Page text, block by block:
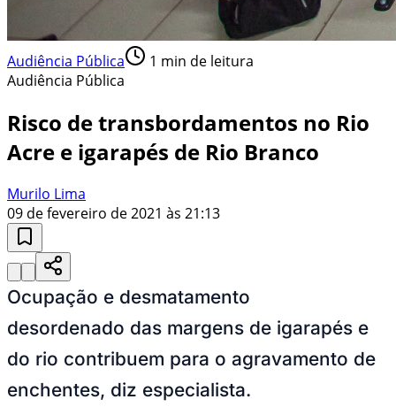
Audiência Pública 1 min de leitura
Audiência Pública
Risco de transbordamentos no Rio
Acre e igarapés de Rio Branco
Murilo Lima
09 de fevereiro de 2021 às 21:13
Ocupação e desmatamento
desordenado das margens de igarapés e
do rio contribuem para o agravamento de
enchentes, diz especialista.